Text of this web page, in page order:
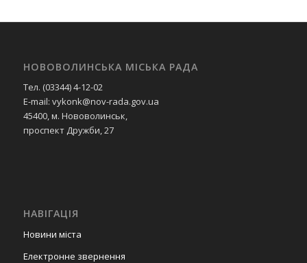
НОВОВОЛИНСЬКА МІСЬКА РАДА
Тел. (03344) 4-12-02
E-mail: vykonk@nov-rada.gov.ua
45400, м. Нововолинськ,
проспект Дружби, 27
НАВІГАЦІЯ
Новини міста
Електронне звернення